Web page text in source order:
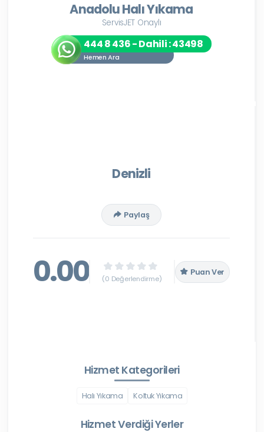
Anadolu Halı Yıkama
ServisJET Onaylı
444 8 436 - Dahili : 43498
Hemen Ara
Denizli
Paylaş
0.00 (0 Değerlendirme)
Puan Ver
Hizmet Kategorileri
Halı Yıkama Koltuk Yıkama
Hizmet Verdiği Yerler